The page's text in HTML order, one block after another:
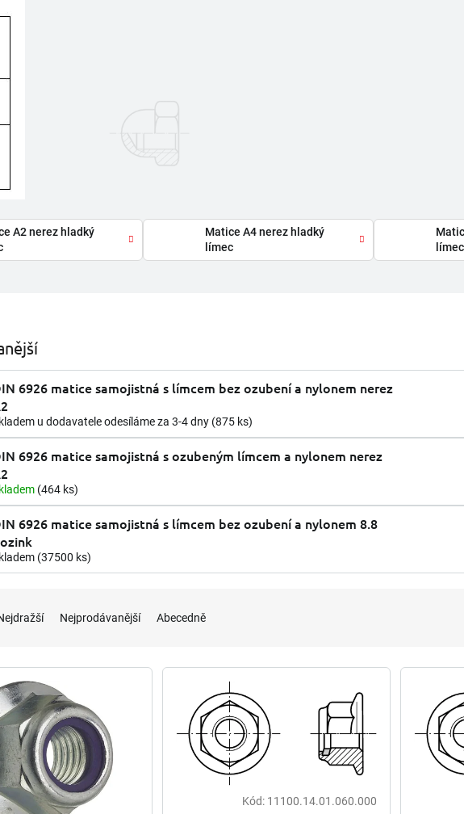
A2 nerez hladký
Matice A4 nerez hladký
límec
límec
6926 matice samojistná s límcem bez ozubení a nylonem nerez
u dodavatele odesíláme za 3-4 dny (875 ks)
6926 matice samojistná s ozubeným límcem a nylonem nerez
(464 ks)
6926 matice samojistná s límcem bez ozubení a nylonem 8.8
(37500 ks)
Nejprodávanější Abecedně
Kód: 11100.14.01.060.000